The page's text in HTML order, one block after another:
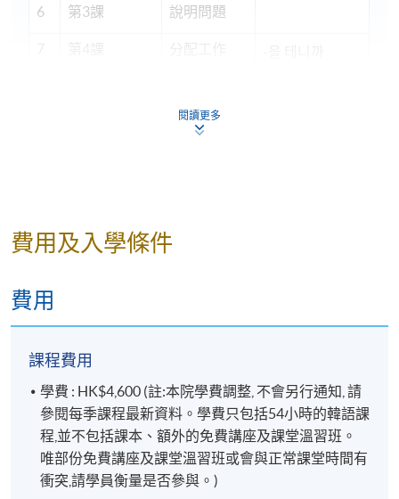
6
第3課 說明問題
13 第6課
14
尋找招聘資
利用公共設
施
-을
17
第8課
18
複習
*Every student must attend the individual presentation
閱讀更多
費用及入學條件
費用
課程費用
學費 : HK$4,600 (註:本院學費調整, 不會另行通知, 請
參閱每季課程最新資料。學費只包括54小時的韓語課
程,並不包括課本、額外的免費講座及課堂溫習班。
唯部份免費講座及課堂溫習班或會與正常課堂時間有
衝突,請學員衡量是否參與。)